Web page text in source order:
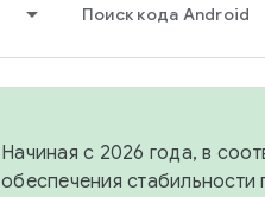
Поиск кода Android
Начиная с 2026 года, в
обеспечения